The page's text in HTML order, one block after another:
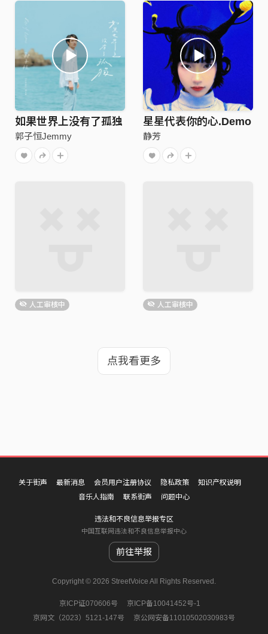
如果世界上没有了孤独
郭子恒Jemmy
星星代表你的心.Demo
静芳
人工审核中 人工审核中
点我看更多
关于街声 最新消息 会员用户注册协议 隐私政策
知识产权说明
音乐人指南
联系街声 问题中心
违法和不良信息举报专区
中国互联网违法和不良信息举报中心
前往举报
Copyright © 2026 StreetVoice All Rights Reserved.
京ICP证070606号
京ICP备10041452号-1
京网文（2023）5121-147号
京公网安备11010502030983号